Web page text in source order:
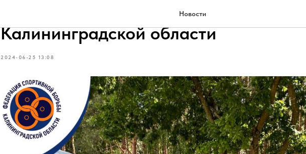
Новости
Встреча большого борцовского
Калининградской области
2024-06-25 13:08